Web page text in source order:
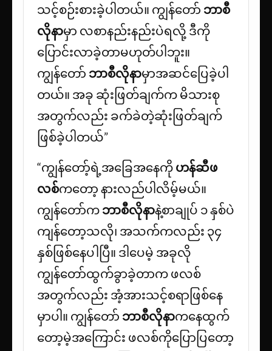
သင့်စဉ်းစားခဲ့ပါတယ်။ ကျွန်တော် ဘာစီ
လိုနာမှာ လစာနည်းနည်းပဲရလို့ ဒီကို
ပြောင်းလာခဲ့တာမဟုတ်ပါဘူး။
ကျွန်တော် ဘာစီလိုနာမှာအဆင်ပြေခဲ့ပါ
တယ်။ အခု ဆုံးဖြတ်ချက်က မိသားစု
အတွက်လည်း ခက်ခဲတဲ့ဆုံးဖြတ်ချက်
ဖြစ်ခဲ့ပါတယ်”
“ကျွန်တော့်ရဲ့အခြေအနေကို ဟန်ဆီဖ
လစ်ကတော့ နားလည်ပါလိမ့်မယ်။
ကျွန်တော်က ဘာစီလိုနာနဲ့စာချုပ် ၁ နှစ်ပဲ
ကျန်တော့သလို၊ အသက်ကလည်း ၃၄
နှစ်ဖြစ်နေပါပြီ။ ဒါပေမဲ့ အခုလို
ကျွန်တော်ထွက်ခွာခဲ့တာက ဖလစ်
အတွက်လည်း အံ့အားသင့်စရာဖြစ်နေ
မှာပါ။ ကျွန်တော် ဘာစီလိုနာကနေထွက်
တော့မဲ့အကြောင်း ဖလစ်ကိုပြောပြတော့